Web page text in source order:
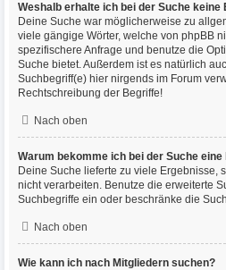
Weshalb erhalte ich bei der Suche keine
Deine Suche war möglicherweise zu
viele gängige Wörter, welche von phpBB
spezifischere Anfrage und benutze die
Suche bietet. Außerdem ist es natürlich
Suchbegriff(e) hier nirgends im Forum
Rechtschreibung der Begriffe!
Nach oben
Warum bekomme ich bei der Suche eine
Deine Suche lieferte zu viele Ergebnisse,
nicht verarbeiten. Benutze die erweiterte
Suchbegriffe ein oder beschränke die
Nach oben
Wie kann ich nach Mitgliedern suchen?